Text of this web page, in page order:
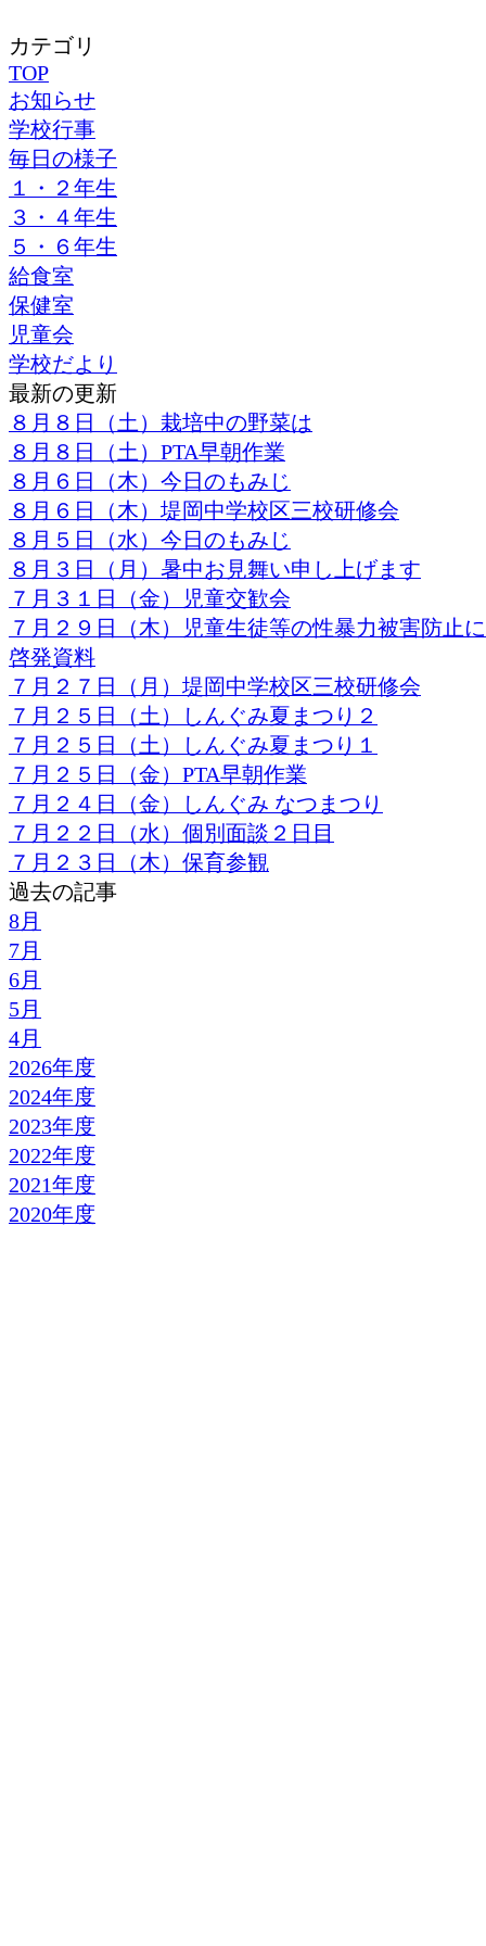
カテゴリ
TOP
お知らせ
学校行事
毎日の様子
１・２年生
３・４年生
５・６年生
給食室
保健室
児童会
学校だより
最新の更新
８月８日（土）栽培中の野菜は
８月８日（土）PTA早朝作業
８月６日（木）今日のもみじ
８月６日（木）堤岡中学校区三校研修会
８月５日（水）今日のもみじ
８月３日（月）暑中お見舞い申し上げます
７月３１日（金）児童交歓会
７月２９日（木）児童生徒等の性暴力被害防止
啓発資料
７月２７日（月）堤岡中学校区三校研修会
７月２５日（土）しんぐみ夏まつり２
７月２５日（土）しんぐみ夏まつり１
７月２５日（金）PTA早朝作業
７月２４日（金）しんぐみ なつまつり
７月２２日（水）個別面談２日目
７月２３日（木）保育参観
過去の記事
8月
7月
6月
5月
4月
2026年度
2024年度
2023年度
2022年度
2021年度
2020年度